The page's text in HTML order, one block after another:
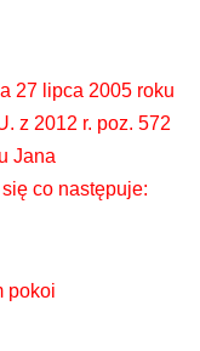
27 lipca 2005 roku
z 2012 r. poz. 572
Jana
co następuje:
pokoi